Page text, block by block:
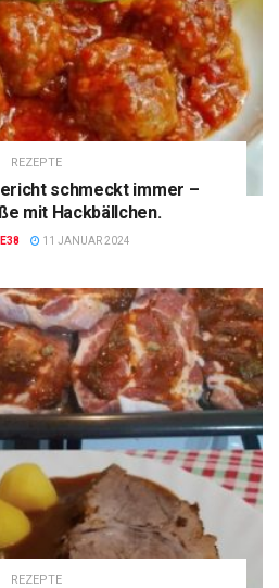
REZEPTE
schmeckt immer –
mit Hackbällchen.
11 JANUAR 2024
REZEPTE